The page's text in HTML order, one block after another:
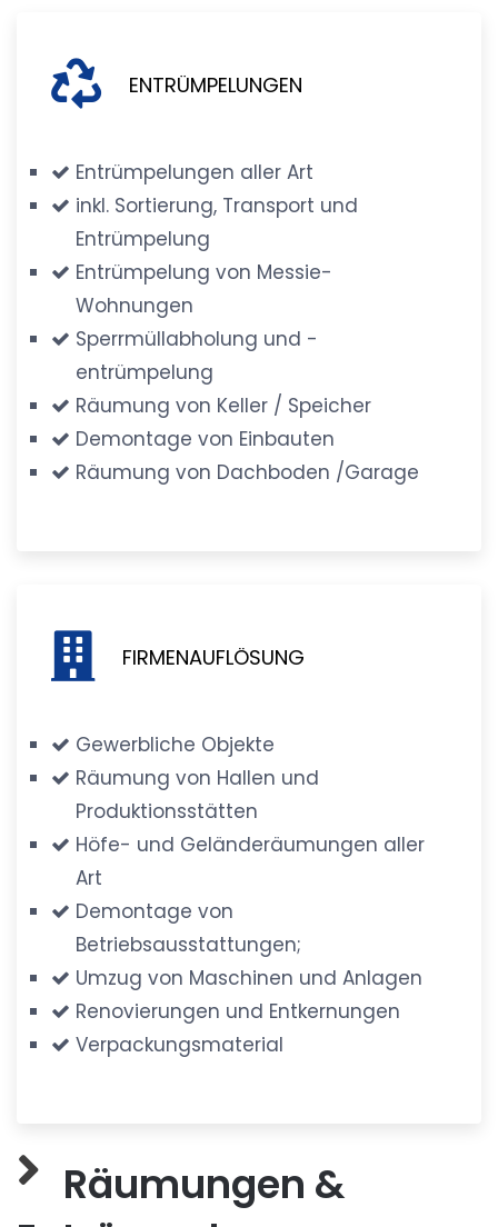
ENTRÜMPELUNGEN
Entrümpelungen aller Art
inkl. Sortierung, Transport und
Entrümpelung
Entrümpelung von Messie-
Wohnungen
Sperrmüllabholung und -
entrümpelung
Räumung von Keller / Speicher
Demontage von Einbauten
Räumung von Dachboden /Garage
FIRMENAUFLÖSUNG
Gewerbliche Objekte
Räumung von Hallen und
Produktionsstätten
Höfe- und Geländeräumungen aller
Art
Demontage von
Betriebsausstattungen;
Umzug von Maschinen und Anlagen
Renovierungen und Entkernungen
Verpackungsmaterial
Räumungen &